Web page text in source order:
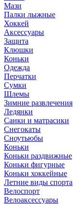
Мази
Палки лыжные
Хоккей
Аксессуары
Защита
Клюшки
Коньки
Одежда
Перчатки
Сумки
Шлемы
Зимние развлечения
Ледянки
Санки и матрасики
Снегокаты
Сноутьюбы
Коньки
Коньки раздвижные
Коньки фигурные
Коньки хоккейные
Летние виды спорта
Велоспорт
Велоаксессуары